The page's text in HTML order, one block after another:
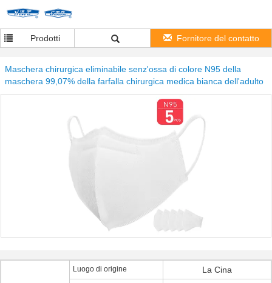
Prodotti Fornitore del contatto
Maschera chirurgica eliminabile senz'ossa di colore N95 della
maschera 99,07% della farfalla chirurgica medica bianca dell'adulto
Luogo di origine La Cina